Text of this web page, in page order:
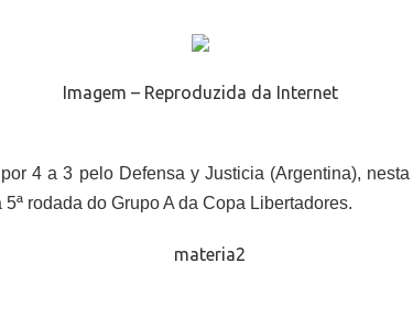
Imagem – Reproduzida da Internet
4 a 3 pelo Defensa y Justicia (Argentina),
rodada do Grupo A da Copa Libertadores.